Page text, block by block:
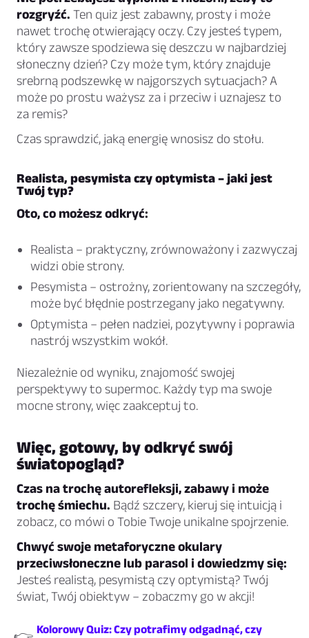
rozgryźć. Ten quiz jest zabawny, prosty i może
nawet trochę otwierający oczy. Czy jesteś typem,
który zawsze spodziewa się deszczu w najbardziej
słoneczny dzień? Czy może tym, który znajduje
srebrną podszewkę w najgorszych sytuacjach? A
może po prostu ważysz za i przeciw i uznajesz to
za remis?
Czas sprawdzić, jaką energię wnosisz do stołu.
Realista, pesymista czy optymista – jaki jest
Twój typ?
Oto, co możesz odkryć:
Realista – praktyczny, zrównoważony i zazwyczaj
widzi obie strony.
Pesymista – ostrożny, zorientowany na szczegóły,
może być błędnie postrzegany jako negatywny.
Optymista – pełen nadziei, pozytywny i poprawia
nastrój wszystkim wokół.
Niezależnie od wyniku, znajomość swojej
perspektywy to supermoc. Każdy typ ma swoje
mocne strony, więc zaakceptuj to.
Więc, gotowy, by odkryć swój
światopogląd?
Czas na trochę autorefleksji, zabawy i może
trochę śmiechu. Bądź szczery, kieruj się intuicją i
zobacz, co mówi o Tobie Twoje unikalne spojrzenie.
Chwyć swoje metaforyczne okulary
przeciwsłoneczne lub parasol i dowiedzmy się:
Jesteś realistą, pesymistą czy optymistą? Twój
świat, Twój obiektyw – zobaczmy go w akcji!
Kolorowy Quiz: Czy potrafimy odgadnąć, czy